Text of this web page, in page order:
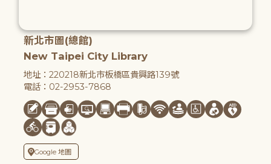
新北市圖(總館)
New Taipei City Library
地址：220218新北市板橋區貴興路139號
電話：02-2953-7868
Google 地圖